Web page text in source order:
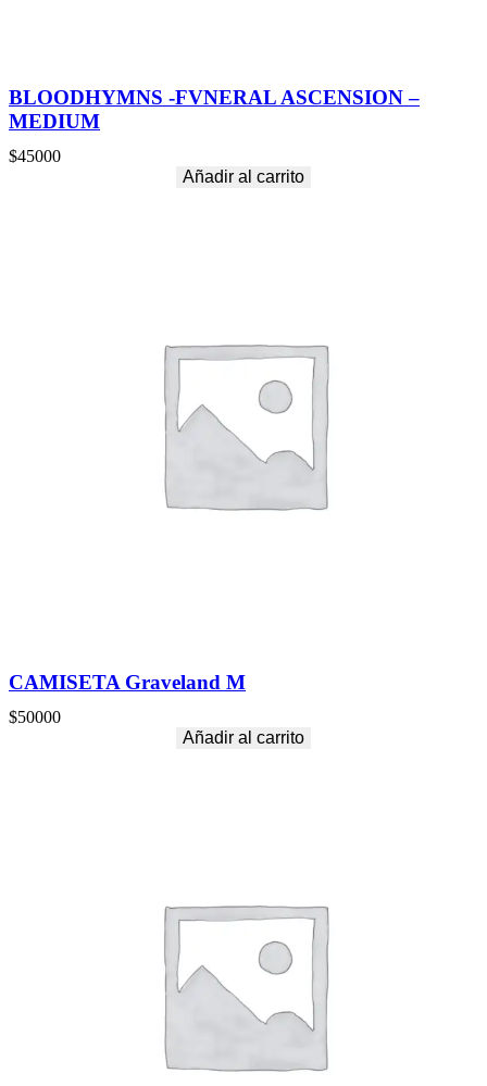
BLOODHYMNS -FVNERAL ASCENSION –
MEDIUM
$45000
Añadir al carrito
CAMISETA Graveland M
$50000
Añadir al carrito